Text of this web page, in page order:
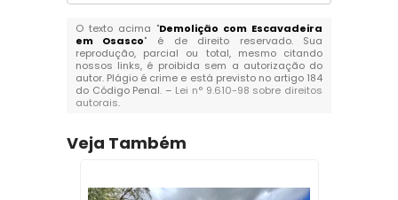
O texto acima "Demolição com Escavadeira
em Osasco" é de direito reservado. Sua
reprodução, parcial ou total, mesmo citando
nossos links, é proibida sem a autorização do
autor. Plágio é crime e está previsto no artigo 184
do Código Penal. – Lei n° 9.610-98 sobre direitos
autorais.
Veja Também